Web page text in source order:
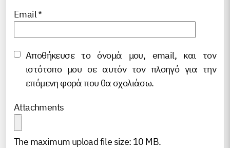
Email*
Αποθήκευσε το όνομά μου, email, και τον
ιστότοπο μου σε αυτόν τον πλοηγό για την
επόμενη φορά που θα σχολιάσω.
Attachments
The maximum upload file size: 10 MB.